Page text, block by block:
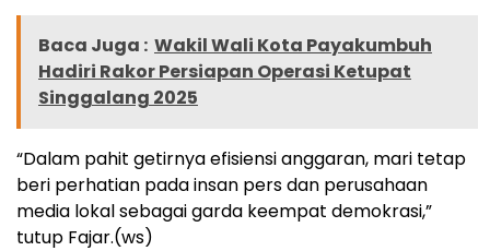
Baca Juga : Wakil Wali Kota Payakumbuh
Hadiri Rakor Persiapan Operasi Ketupat
Singgalang 2025
“Dalam pahit getirnya efisiensi anggaran, mari tetap
beri perhatian pada insan pers dan perusahaan
media lokal sebagai garda keempat demokrasi,”
tutup Fajar.(ws)